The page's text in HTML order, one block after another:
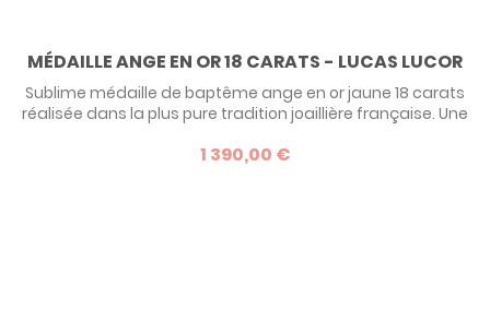
MÉDAILLE ANGE EN OR 18 CARATS - LUCAS LUCOR
Sublime médaille de baptême ange en or jaune 18 carats
réalisée dans la plus pure tradition joaillière française. Une
modèle d'exception pour faire un cadeau de baptême
1 390,00 €